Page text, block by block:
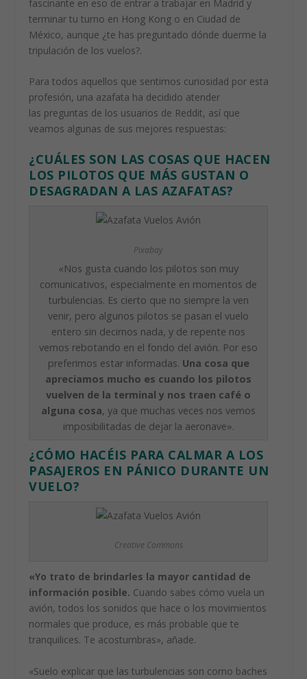
fascinante en eso de entrar a trabajar en Madrid y
terminar tu turno en Hong Kong o en Ciudad de
México, aunque ¿te has preguntado dónde duerme la
tripulación de los vuelos?.
Para todos aquellos que sentimos curiosidad por esta
profesión, una azafata ha decidido atender
las preguntas de los usuarios de Reddit, así que
veamos algunas de sus mejores respuestas:
¿CUÁLES SON LAS COSAS QUE HACEN
LOS PILOTOS QUE MÁS GUSTAN O
DESAGRADAN A LAS AZAFATAS?
Pixabay
«Nos gusta cuando los pilotos son muy
comunicativos, especialmente en momentos de
turbulencias. Es cierto que no siempre la ven
venir, pero algunos pilotos se pasan el vuelo
entero sin decirnos nada, y de repente nos
vemos rebotando en el fondo del avión. Por eso
preferimos estar informadas. Una cosa que
apreciamos mucho es cuando los pilotos
vuelven de la terminal y nos traen café o
alguna cosa, ya que muchas veces nos vemos
imposibilitadas de dejar la aeronave».
¿CÓMO HACÉIS PARA CALMAR A LOS
PASAJEROS EN PÁNICO DURANTE UN
VUELO?
Creative Commons
«Yo trato de brindarles la mayor cantidad de
información posible. Cuando sabes cómo vuela un
avión, todos los sonidos que hace o los movimientos
normales que produce, es más probable que te
tranquilices. Te acostumbras», añade.
«Suelo explicar que las turbulencias son como baches